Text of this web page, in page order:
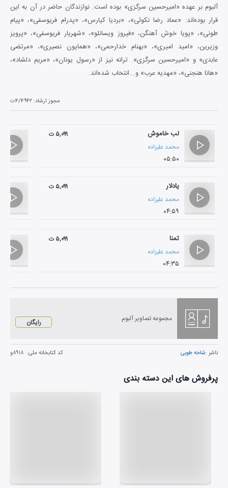
آلبوم بر عهده «امیر‌حسین سرگزی» بوده است. نوازندگان حاضر در آن به این
قرار بوده‌اند: «عماد رضا نکوئی»، «بردیا کیارس»، «پدرام فریوسفی»، «پیام
طونی»، «پویا خوش آهنگن، «فیروز ویسانلو»، «شهریار فریوسفی»، «پرویز
وزیرین، «امید امیری»، «بهنام خدارحمی»، «همایون نصیری»، «مرتضی
عابدی» و «امیرحسین سرگزی». ترانه نیز از «رسول یونان»، «مریم دلشاد»،
«هانا هنجنی»، «مهدیه عرب» و...انتخاب شده‌اند.
مجوز ارشاد: ۴/۴۹۴۲ت
لب خاموش
محمد علیزاده
۰۵:۵۰
۵,۰۹۹ ت
یادلار
محمد علیزاده
۰۴:۵۹
۵,۰۹۹ ت
تمنا
محمد علیزاده
۰۴:۳۵
۵,۰۹۹ ت
مجموعه تصاویر آلبوم رایگان
ناشر :شاخه طوبی کد کتابخانه ملی: ۸۹۱۸و
پرفروش های این دسته بندی